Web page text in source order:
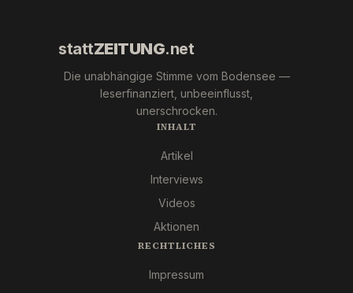
stattZEITUNG.net
Die unabhängige Stimme vom Bodensee —
leserfinanziert, unbeeinflusst,
unerschrocken.
INHALT
Artikel
Interviews
Videos
Aktionen
RECHTLICHES
Impressum